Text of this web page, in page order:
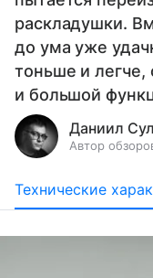
раскладушки.
до ума уже
тоньше и легче,
и большой
Даниил
Автор
Технические